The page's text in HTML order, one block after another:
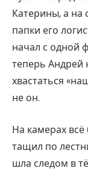
Катерины, а на
папки его
начал с одной
теперь Андрей
хвастаться
не он.
На камерах
тащил по
шла следом в